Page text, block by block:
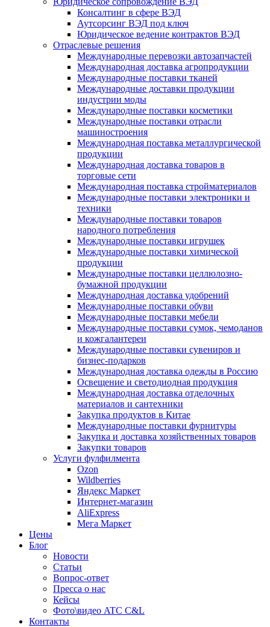
Консалтинг в сфере ВЭД
Аутсорсинг ВЭД под ключ
Юридическое ведение контрактов ВЭД
Отраслевые решения
Международные перевозки автозапчастей
Международная доставка агропродукции
Международные поставки тканей
Международные доставки продукции
индустрии моды
Международные поставки косметики
Международные поставки отрасли
машиностроения
Международная поставка металлургической
продукции
Международная доставка товаров в
торговые сети
Международная поставка стройматериалов
Международные поставки электроники и
техники
Международные поставки товаров
народного потребления
Международные поставки игрушек
Международные поставки химической
продукции
Международные поставки целлюлозно-
бумажной продукции
Международная доставка удобрений
Международные поставки обуви
Международные поставки мебели
Международные поставки сумок, чемоданов
и кожгалантереи
Международные поставки сувениров и
бизнес-подарков
Международная доставка одежды в Россию
Освещение и светодиодная продукция
Международная доставка отделочных
материалов и сантехники
Закупка продуктов в Китае
Международные поставки фурнитуры
Закупка и доставка хозяйственных товаров
Закупки товаров
Услуги фулфилмента
Ozon
Wildberries
Яндекс Маркет
Интернет-магазин
AliExpress
Мега Маркет
Цены
Блог
Новости
Статьи
Вопрос-ответ
Пресса о нас
Кейсы
Фото\видео ATC C&L
Контакты